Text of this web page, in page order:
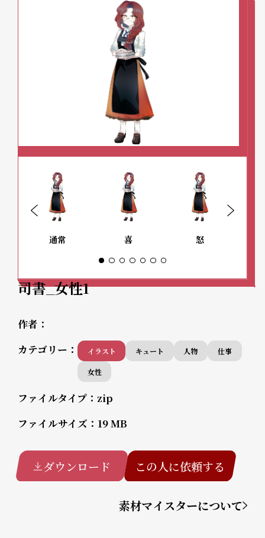
通常 喜 怒
司書_女性1
作者：
カテゴリー：
イラスト キュート 人物 仕事
女性
ファイルタイプ： zip
ファイルサイズ： 19 MB
ダウンロード この人に依頼する
素材マイスターについて